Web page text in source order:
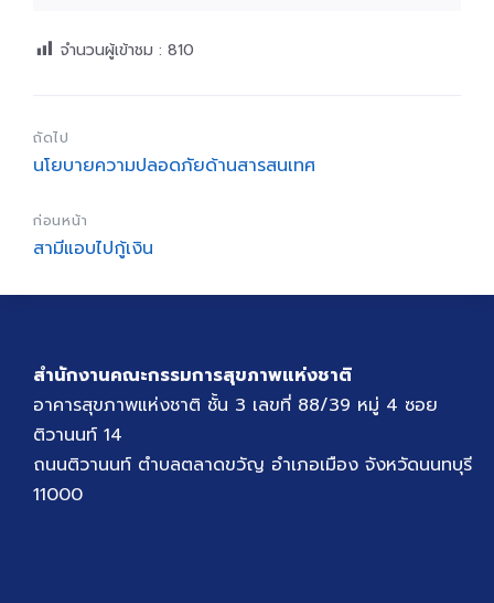
จำนวนผู้เข้าชม : 810
ถัดไป
นโยบายความปลอดภัยด้านสารสนเทศ
ก่อนหน้า
สามีแอบไปกู้เงิน
สำนักงานคณะกรรมการสุขภาพแห่งชาติ
อาคารสุขภาพแห่งชาติ ชั้น 3 เลขที่ 88/39 หมู่ 4 ซอย
ติวานนท์ 14
ถนนติวานนท์ ตำบลตลาดขวัญ อำเภอเมือง จังหวัดนนทบุรี
11000